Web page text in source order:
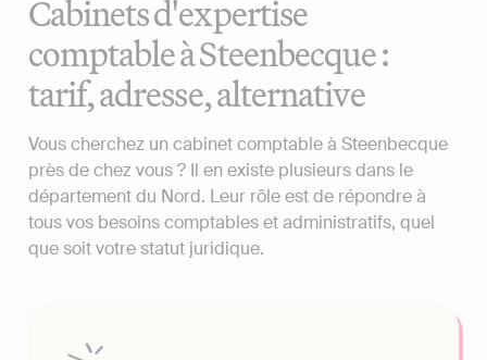
Cabinets d'expertise
comptable à Steenbecque :
tarif, adresse, alternative
Vous cherchez un cabinet comptable à Steenbecque
près de chez vous ? Il en existe plusieurs dans le
département du Nord. Leur rôle est de répondre à
tous vos besoins comptables et administratifs, quel
que soit votre statut juridique.